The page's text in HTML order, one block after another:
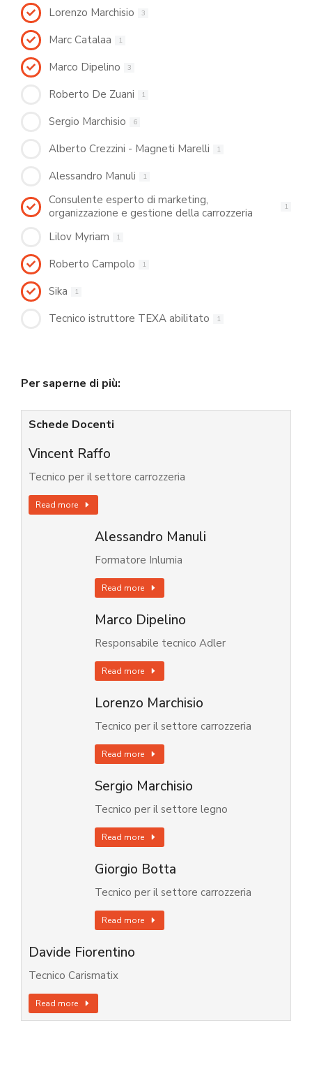
Lorenzo Marchisio 3
Marc Catalaa 1
Marco Dipelino 3
Roberto De Zuani 1
Sergio Marchisio 6
Alberto Crezzini - Magneti Marelli 1
Alessandro Manuli 1
Consulente esperto di marketing,
organizzazione e gestione della carrozzeria
1
Lilov Myriam 1
Roberto Campolo 1
Sika 1
Tecnico istruttore TEXA abilitato 1
Per saperne di più:
Schede Docenti
Vincent Raffo
Tecnico per il settore carrozzeria
Read more
Alessandro Manuli
Formatore Inlumia
Read more
Marco Dipelino
Responsabile tecnico Adler
Read more
Lorenzo Marchisio
Tecnico per il settore carrozzeria
Read more
Sergio Marchisio
Tecnico per il settore legno
Read more
Giorgio Botta
Tecnico per il settore carrozzeria
Read more
Davide Fiorentino
Tecnico Carismatix
Read more